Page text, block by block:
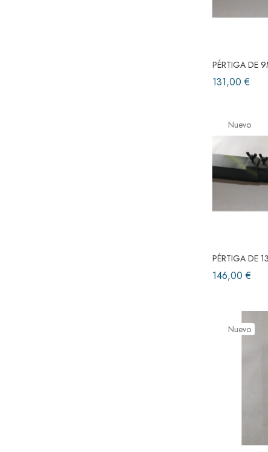
PÉRTIGA DE
131,00 €
Nuevo
PÉRTIGA DE
146,00 €
Nuevo